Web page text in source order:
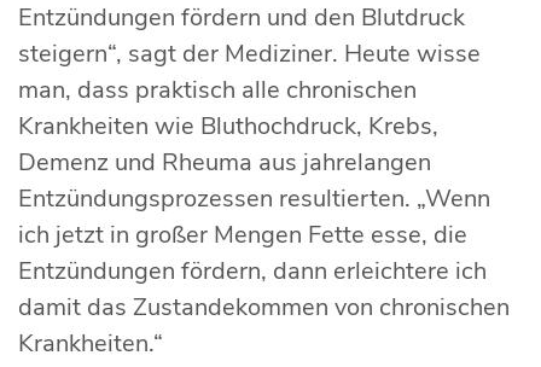
Entzündungen fördern und den Blutdruck
steigern“, sagt der Mediziner. Heute wisse
man, dass praktisch alle chronischen
Krankheiten wie Bluthochdruck, Krebs,
Demenz und Rheuma aus jahrelangen
Entzündungsprozessen resultierten. „Wenn
ich jetzt in großer Mengen Fette esse, die
Entzündungen fördern, dann erleichtere ich
damit das Zustandekommen von chronischen
Krankheiten.“